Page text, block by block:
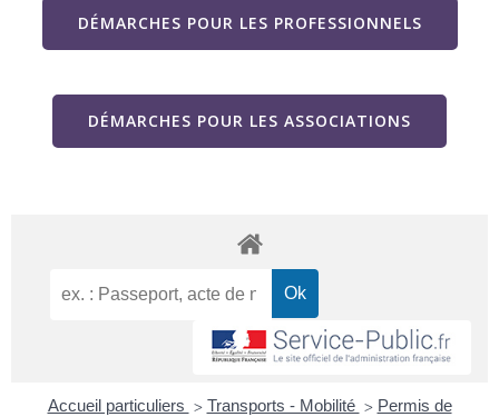
DÉMARCHES POUR LES PROFESSIONNELS
DÉMARCHES POUR LES ASSOCIATIONS
Accueil particuliers > Transports - Mobilité > Permis de